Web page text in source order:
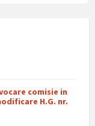
comisie in
H.G. nr.